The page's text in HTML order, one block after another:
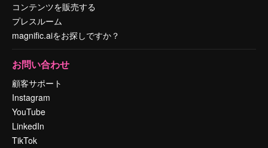
コンテンツを販売する
プレスルーム
magnific.aiをお探しですか？
お問い合わせ
顧客サポート
Instagram
YouTube
LinkedIn
TikTok